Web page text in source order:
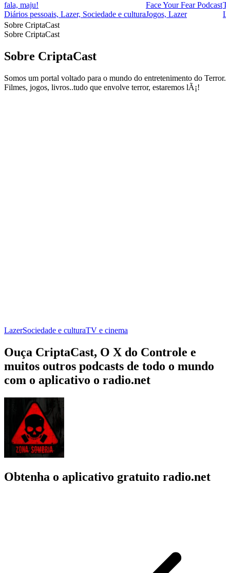
fala, maju!
Diários pessoais, Lazer, Sociedade e cultura
Face Your Fear Podcast
Jogos, Lazer
Sobre CriptaCast
Sobre CriptaCast
Sobre CriptaCast
Somos um portal voltado para o mundo do entretenimento do Terror.
Filmes, jogos, livros..tudo que envolve terror, estaremos lÃ¡!
LazerSociedade e culturaTV e cinema
Ouça CriptaCast, O X do Controle e
muitos outros podcasts de todo o mundo
com o aplicativo o radio.net
Obtenha o aplicativo gratuito radio.net